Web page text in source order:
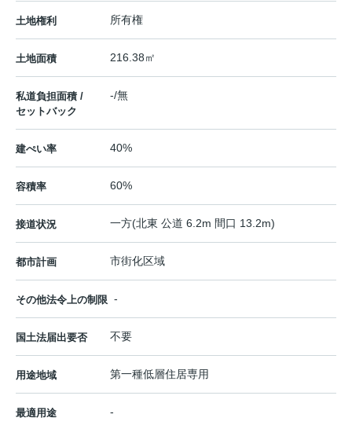
土地権利 所有権
土地面積 216.38㎡
私道負担面積 /
セットバック
-/無
建ぺい率 40%
容積率 60%
接道状況 一方(北東 公道 6.2m 間口 13.2m)
都市計画 市街化区域
その他法令上の制限 -
国土法届出要否 不要
用途地域 第一種低層住居専用
最適用途 -